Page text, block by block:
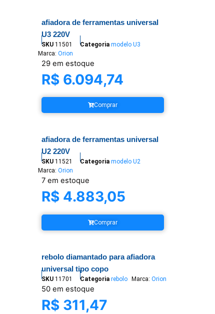
afiadora de ferramentas universal
U3 220V
SKU 11501 Categoria modelo U3
Marca: Orion
29 em estoque
R$ 6.094,74
Comprar
afiadora de ferramentas universal
U2 220V
SKU 11521 Categoria modelo U2
Marca: Orion
7 em estoque
R$ 4.883,05
Comprar
rebolo diamantado para afiadora
universal tipo copo
SKU 11701 Categoria rebolo Marca: Orion
50 em estoque
R$ 311,47